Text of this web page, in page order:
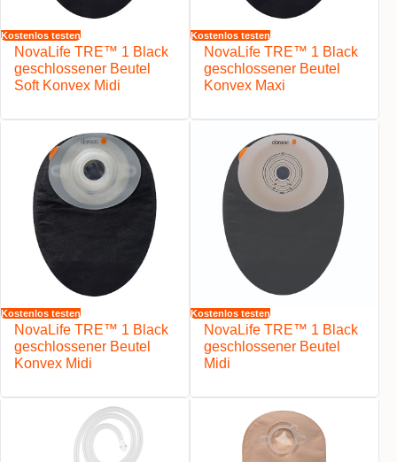
Kostenlos testen
NovaLife TRE™ 1 Black
geschlossener Beutel
Soft Konvex Midi
Kostenlos testen
NovaLife TRE™ 1 Black
geschlossener Beutel
Konvex Maxi
Kostenlos testen
NovaLife TRE™ 1 Black
geschlossener Beutel
Konvex Midi
Kostenlos testen
NovaLife TRE™ 1 Black
geschlossener Beutel
Midi